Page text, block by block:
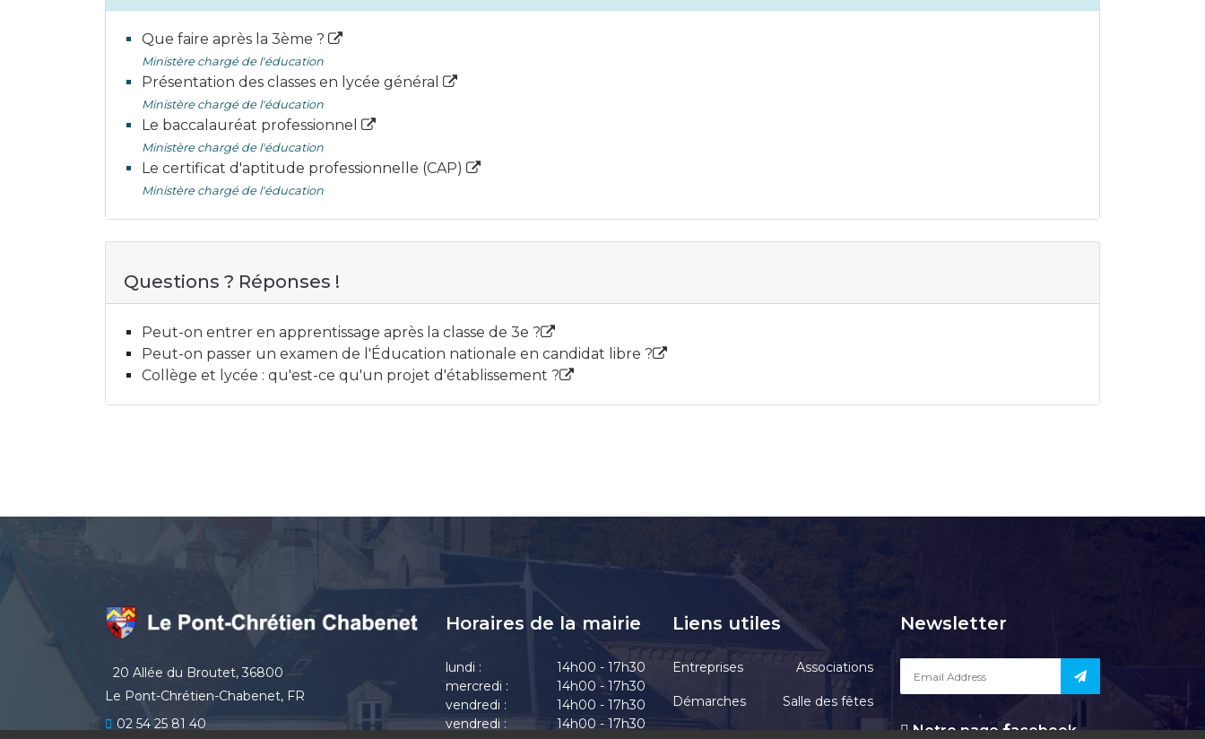
Que faire après la 3ème ?
Ministère chargé de l'éducation
Présentation des classes en lycée général
Ministère chargé de l'éducation
Le baccalauréat professionnel
Ministère chargé de l'éducation
Le certificat d'aptitude professionnelle (CAP)
Ministère chargé de l'éducation
Questions ? Réponses !
Peut-on entrer en apprentissage après la classe de 3e ?
Peut-on passer un examen de l'Éducation nationale en candidat libre ?
Collège et lycée : qu'est-ce qu'un projet d'établissement ?
20 Allée du Broutet, 36800
Le Pont-Chrétien-Chabenet, FR
02 54 25 81 40
Horaires de la mairie
lundi :
14h00 - 17h30
mercredi :
14h00 - 17h30
vendredi :
14h00 - 17h30
vendredi :
14h00 - 17h30
Liens utiles
Entreprises Associations
Démarches Salle des fêtes
Contact
Newsletter
Notre page acebook